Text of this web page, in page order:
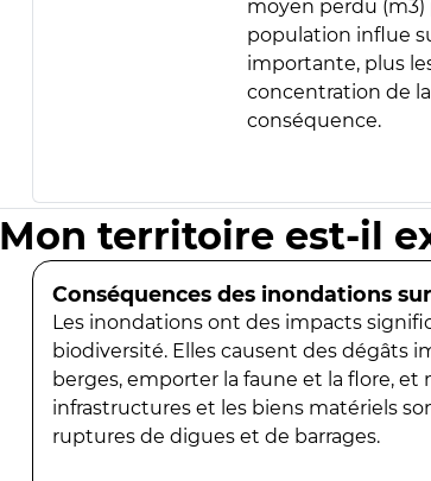
moyen perdu (m3)
population influe
importante, plus
concentration de
conséquence.
Mon territoire est-il
Conséquences des inondations
Les inondations ont des impacts
biodiversité. Elles causent des dégâts
berges, emporter la faune et la flore,
infrastructures et les biens matériels
ruptures de digues et de barrages.